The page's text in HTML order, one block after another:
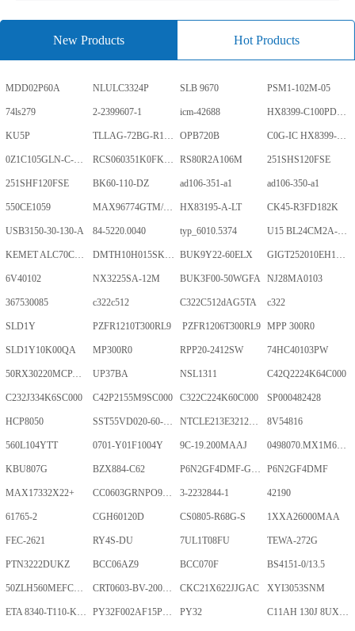
New Products Hot Products
MDD02P60A NLULC3324P SLB 9670 PSM1-102M-05
74ls279 2-2399607-1 icm-42688 HX8399-C100PD1700-GP
KU5P TLLAG-72BG-R1KH1-V-A OPB720B C0G-IC HX8399-C100PD1700-GP
0Z1C105GLN-C-0-TR RCS060351K0FKEA RS80R2A106M 251SHS120FSE
251SHF120FSE BK60-110-DZ ad106-351-a1 ad106-350-a1
550CE1059 MAX96774GTM/V+ HX83195-A-LT CK45-R3FD182K
USB3150-30-130-A 84-5220.0040 typ_6010.5374 U15 BL24CM2A-PARC
KEMET ALC70C152EN450 DMTH10H015SK3Q BUK9Y22-60ELX GIGT252010EH1R0MNE
6V40102 NX3225SA-12M BUK3F00-50WGFA NJ28MA0103
367530085 c322c512 C322C512dAG5TA c322
SLD1Y PZFR1210T300RL9 PZFR1206T300RL9 MPP 300R0
SLD1Y10K00QA MP300R0 RPP20-2412SW 74HC40103PW
50RX30220MCPA10X20 UP37BA NSL1311 C42Q2224K64C000
C232J334K6SC000 C42P2155M9SC000 C322C224K60C000 SP000482428
HCP8050 SST55VD020-60-C-TQWE NTCLE213E3212FMT 8V54816
560L104YTT 0701-Y01F1004Y 9C-19.200MAAJ 0498070.MX1M6-CN
KBU807G BZX884-C62 P6N2GF4DMF-GKT-2Gb P6N2GF4DMF
MAX17332X22+ CC0603GRNPO9BN400 3-2232844-1 42190
61765-2 CGH60120D CS0805-R68G-S 1XXA26000MAA
FEC-2621 RY4S-DU 7UL1T08FU TEWA-272G
PTN3222DUKZ BCC06AZ9 BCC070F BS4151-0/13.5
50ZLH560MEFCRI12.5X25 CRT0603-BV-2001ELF CKC21X622JJGAC XYI3053SNM
ETA 8340-T110-K1F1-ALH0-25A PY32F002AF15P6TU PY32 C11AH 130J 8UXLT